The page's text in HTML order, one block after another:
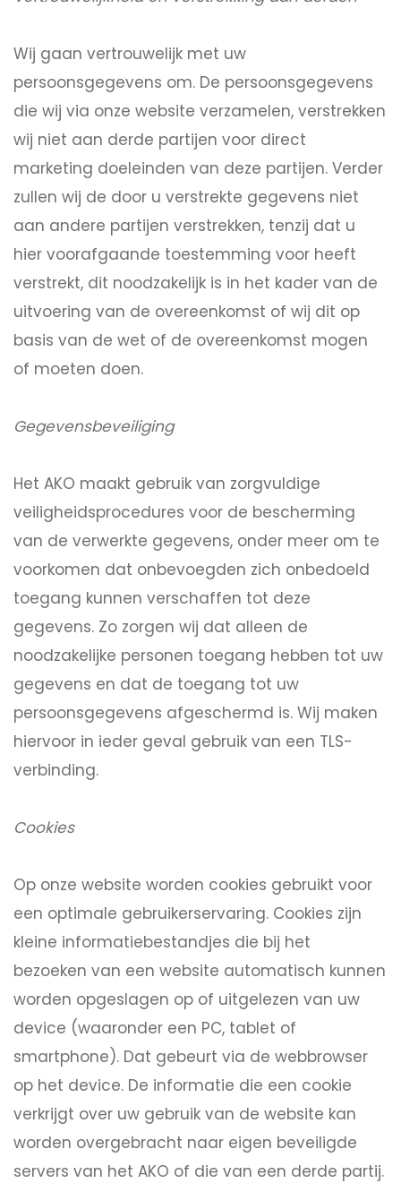
Wij gaan vertrouwelijk met uw
persoonsgegevens om. De persoonsgegevens
die wij via onze website verzamelen, verstrekken
wij niet aan derde partijen voor direct
marketing doeleinden van deze partijen. Verder
zullen wij de door u verstrekte gegevens niet
aan andere partijen verstrekken, tenzij dat u
hier voorafgaande toestemming voor heeft
verstrekt, dit noodzakelijk is in het kader van de
uitvoering van de overeenkomst of wij dit op
basis van de wet of de overeenkomst mogen
of moeten doen.
Gegevensbeveiliging
Het AKO maakt gebruik van zorgvuldige
veiligheidsprocedures voor de bescherming
van de verwerkte gegevens, onder meer om te
voorkomen dat onbevoegden zich onbedoeld
toegang kunnen verschaffen tot deze
gegevens. Zo zorgen wij dat alleen de
noodzakelijke personen toegang hebben tot uw
gegevens en dat de toegang tot uw
persoonsgegevens afgeschermd is. Wij maken
hiervoor in ieder geval gebruik van een TLS-
verbinding.
Cookies
Op onze website worden cookies gebruikt voor
een optimale gebruikerservaring. Cookies zijn
kleine informatiebestandjes die bij het
bezoeken van een website automatisch kunnen
worden opgeslagen op of uitgelezen van uw
device (waaronder een PC, tablet of
smartphone). Dat gebeurt via de webbrowser
op het device. De informatie die een cookie
verkrijgt over uw gebruik van de website kan
worden overgebracht naar eigen beveiligde
servers van het AKO of die van een derde partij.